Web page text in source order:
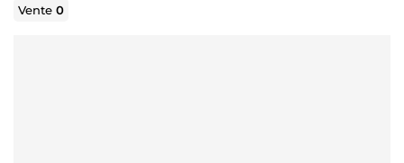
Vente0